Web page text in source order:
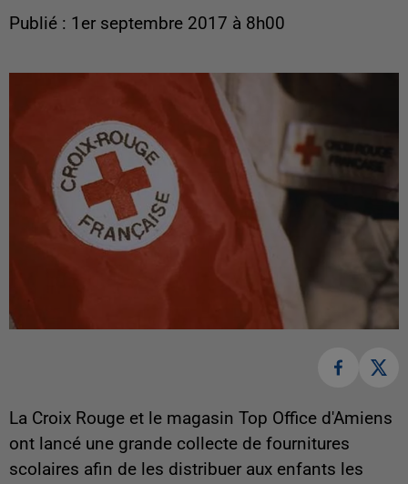
Publié : 1er septembre 2017 à 8h00
La Croix Rouge et le magasin Top Office d'Amiens
ont lancé une grande collecte de fournitures
scolaires afin de les distribuer aux enfants les